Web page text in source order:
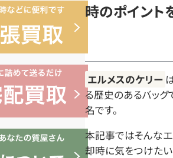
時のポイント
エルメスのケリー
る歴史のあるバッ
名です。
本記事ではそんな
却時に気をつけたい